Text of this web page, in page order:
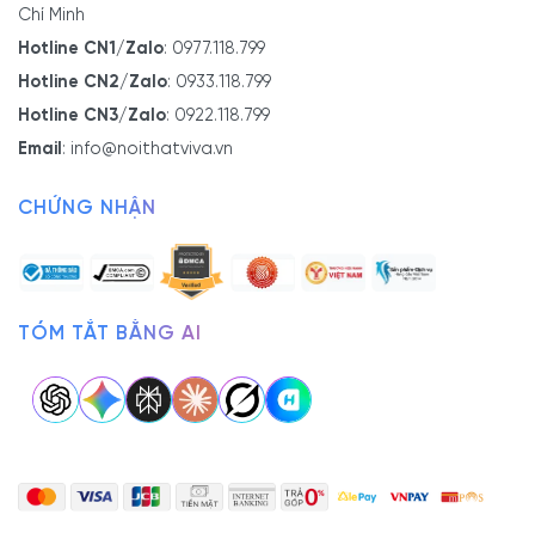
Chí Minh
Hotline CN1/Zalo: 0977.118.799
Hotline CN2/Zalo: 0933.118.799
Hotline CN3/Zalo: 0922.118.799
Email: info@noithatviva.vn
CHỨNG NHẬN
TÓM TẮT BẰNG AI